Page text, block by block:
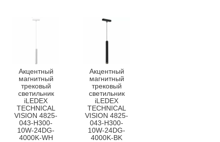
Акцентный
магнитный
трековый
светильник
iLEDEX
TECHNICAL
VISION 4825-
043-H300-
10W-24DG-
4000K-WH
Акцентный
магнитный
трековый
светильник
iLEDEX
TECHNICAL
VISION 4825-
043-H300-
10W-24DG-
4000K-BK